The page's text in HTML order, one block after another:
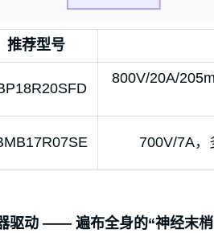
推荐型号
800V/20A/
700V/7A，
驱动 —— 遍布全身的“神经末